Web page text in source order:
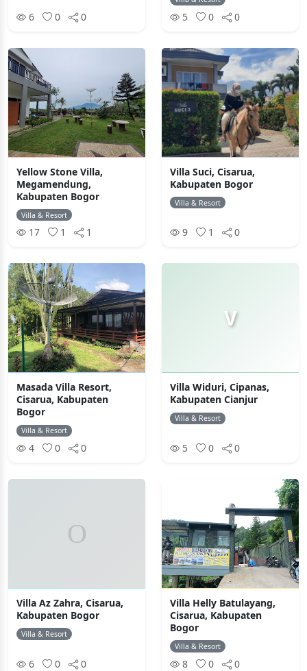
6 0 0 5 0 0
Yellow Stone Villa,
Megamendung,
Kabupaten Bogor
Villa & Resort
17 1 1
Villa Suci, Cisarua,
Kabupaten Bogor
Villa & Resort
9 1 0
Masada Villa Resort,
Cisarua, Kabupaten
Bogor
Villa & Resort
4 0 0
V
Villa Widuri, Cipanas,
Kabupaten Cianjur
Villa & Resort
5 0 0
Villa Az Zahra, Cisarua,
Kabupaten Bogor
Villa & Resort
6 0 0
Villa Helly Batulayang,
Cisarua, Kabupaten
Bogor
Villa & Resort
8 0 0